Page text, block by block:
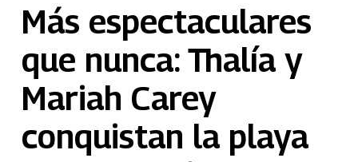
Más espectaculares
que nunca: Thalía y
Mariah Carey
conquistan la playa